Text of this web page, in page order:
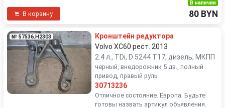
В корзину
В наличии
80 BYN
№ 57536.H2303
Кронштейн редуктора
Volvo XC60 рест. 2013
2.4 л., TDi, D 5244 T17, дизель, МКПП
черный, внедорожник 5 дв., полный
привод, правый руль
30713236
Отличное состояние. Европа. Будьте
готовы назвать артикул объявления.